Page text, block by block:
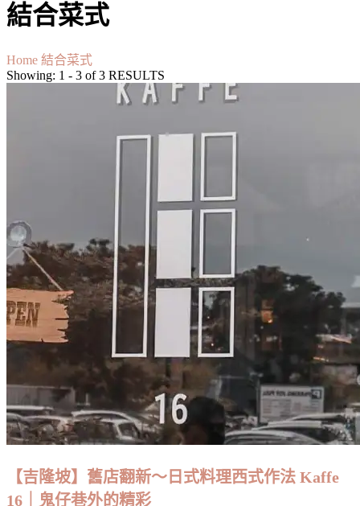
結合菜式
Home 結合菜式
Showing: 1 - 3 of 3 RESULTS
【吉隆坡】舊店翻新～日式料理西式作法 Kaffe
16｜鬼仔巷外的精彩